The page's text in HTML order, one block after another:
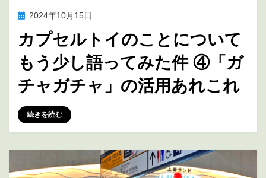
投
日:
2024年10月15日
カプセルトイのことについて
もう少し語ってみた件 ④「ガ
チャガチャ」の活用あれこれ
投稿者marumegane
続きを読む